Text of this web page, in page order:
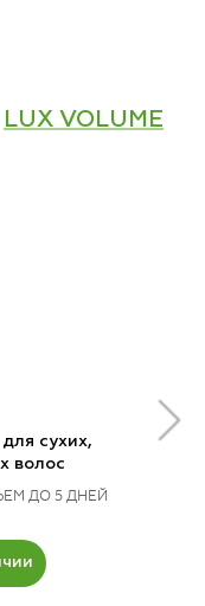
LUX VOLUME
сухих,
волос
ДО 5 ДНЕЙ